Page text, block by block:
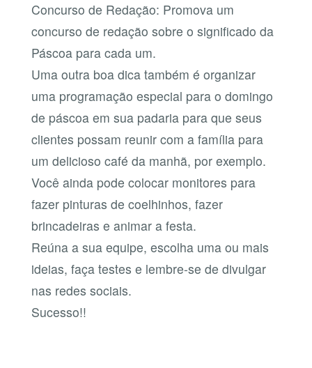
Concurso de Redação: Promova um
concurso de redação sobre o significado da
Páscoa para cada um.
Uma outra boa dica também é organizar
uma programação especial para o domingo
de páscoa em sua padaria para que seus
clientes possam reunir com a família para
um delicioso café da manhã, por exemplo.
Você ainda pode colocar monitores para
fazer pinturas de coelhinhos, fazer
brincadeiras e animar a festa.
Reúna a sua equipe, escolha uma ou mais
ideias, faça testes e lembre-se de divulgar
nas redes sociais.
Sucesso!!